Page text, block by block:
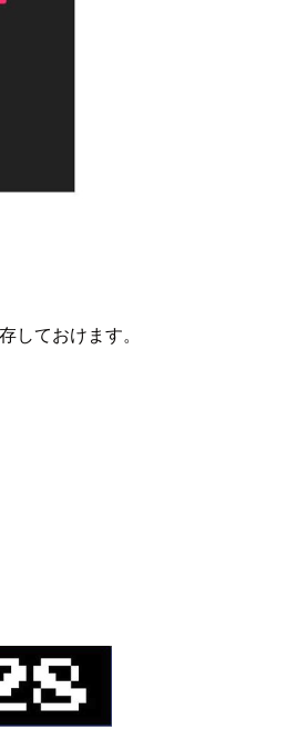
ておけます。